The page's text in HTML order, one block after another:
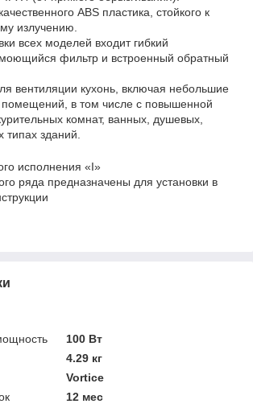
АBS пластика, стойкого к
излучению.
всех моделей входит гибкий
фильтр и встроенный обратный
вентиляции кухонь, включая небольшие
в том числе с повышенной
комнат, ванных, душевых,
типах зданий.
исполнения «I»
ряда предназначены для установки в
100 Вт
4.29 кг
Vortice
12 мес